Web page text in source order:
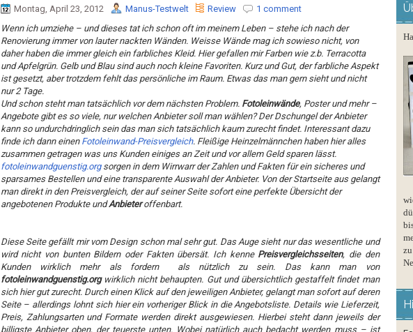
Montag, April 23, 2012 Manus-Testwelt Review
1 comment
Wenn ich umziehe – und dieses tat ich schon oft im meinem Leben – stehe ich nach der
Renovierung immer von lauter nackten Wänden. Weisse Wände mag ich sowieso nicht, von
daher haben die immer gleich ein farbliches Kleid. Hier gefallen mir Farben wie z.b. Terracotta
und Apfelgrün. Gelb und Blau sind auch noch kleine Favoriten. Kurz und Gut, der farbliche Aspekt
ist gesetzt, aber trotzdem fehlt das persönliche im Raum. Etwas das man gern sieht und nicht
nur 2 Tage.
Und schon steht man tatsächlich vor dem nächsten Problem.Fotoleinwände, Poster und mehr –
Angebote gibt es so viele, nur welchen Anbieter soll man wählen? Der Dschungel der Anbieter
kann so undurchdringlich sein das man sich tatsächlich kaum zurecht findet. Interessant dazu
finde ich dann einen Fotoleinwand-Preisvergleich. Fleißige Heinzelmännchen haben hier alles
zusammen getragen was uns Kunden einiges an Zeit und vor allem Geld sparen lässt.
fotoleinwandguenstig.orgsorgen in dem Wirrwarr der Zahlen und Fakten für ein sicheres und
sparsames Bestellen und eine transparente Auswahl der Anbieter. Von der Startseite aus gelangt
man direkt in den Preisvergleich, der auf seiner Seite sofort eine perfekte Übersicht der
angebotenen Produkte undAnbieteroffenbart.
Diese Seite gefällt mir vom Design schon mal sehr gut. Das Auge sieht nur das wesentliche und
wird nicht von bunten Bildern oder Fakten übersät. Ich kenne Preisvergleichsseiten, die den
Kunden wirklich mehr als fordern als nützlich zu sein. Das kann man von
fotoleinwandguenstig.orgwirklich nicht behaupten. Gut und übersichtlich gestaffelt findet man
sich hier gut zurecht. Durch einen Klick auf den jeweiligen Anbieter, gelangt man sofort auf deren
Seite – allerdings lohnt sich hier ein vorheriger Blick in die Angebotsliste. Details wie Lieferzeit,
Preis, Zahlungsarten und Formate werden direkt ausgewiesen. Hierbei steht dann jeweils der
billigste Anbieter oben, der teuerste unten. Wobei natürlich auch bedacht werden muss – ist